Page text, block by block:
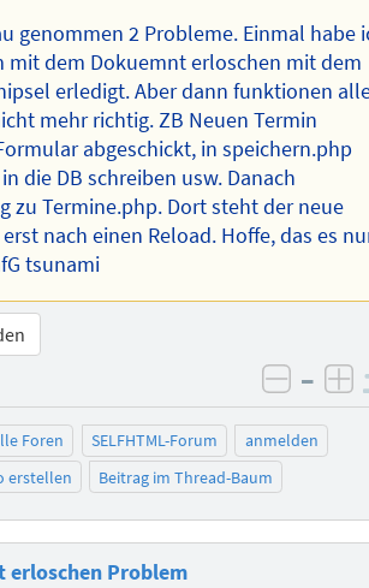
genommen 2 Probleme. Einmal habe
mit dem Dokuemnt erloschen mit dem
erledigt. Aber dann funktionen
mehr richtig. ZB Neuen Termin
abgeschickt, in speichern.php
die DB schreiben usw. Danach
zu Termine.php. Dort steht der neue
nach einen Reload. Hoffe, das es
tsunami
–
Foren SELFHTML-Forum
anmelden
erstellen
Beitrag im Thread-Baum
erloschen Problem